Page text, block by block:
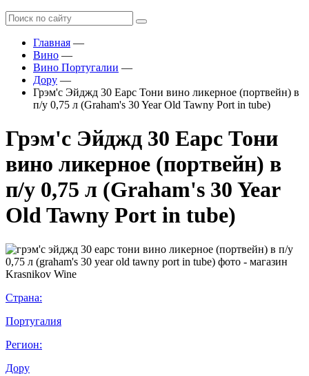
Главная —
Вино —
Вино Португалии —
Дору —
Грэм'с Эйджд 30 Еарс Тони вино ликерное (портвейн) в
п/у 0,75 л (Graham's 30 Year Old Tawny Port in tube)
Грэм'с Эйджд 30 Еарс Тони
вино ликерное (портвейн) в
п/у 0,75 л (Graham's 30 Year
Old Tawny Port in tube)
Страна:
Португалия
Регион:
Дору